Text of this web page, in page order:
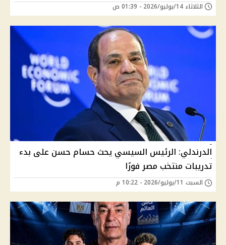
الثلاثاء 14/يوليو/2026 - 01:39 ص
الدرندلي: الرئيس السيسي يحث حسام حسن على بدء
تدريبات منتخب مصر فورًا
السبت 11/يوليو/2026 - 10:22 م